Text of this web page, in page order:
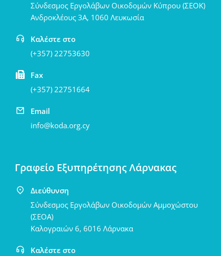
Σύνδεσμος Εργολάβων Οικοδομών Κύπρου (ΣΕΟΚ)
Ανδροκλέους 3Α, 1060 Λευκωσία
Καλέστε στο
(+357) 22753630
Fax
(+357) 22751664
Email
info@koda.org.cy
Γραφείο Εξυπηρέτησης Λάρνακας
Διεύθυνση
Σύνδεσμος Εργολάβων Οικοδομών Αμμοχώστου
(ΣΕΟΑ)
Καλογραιών 6, 6016 Λάρνακα
Καλέστε στο